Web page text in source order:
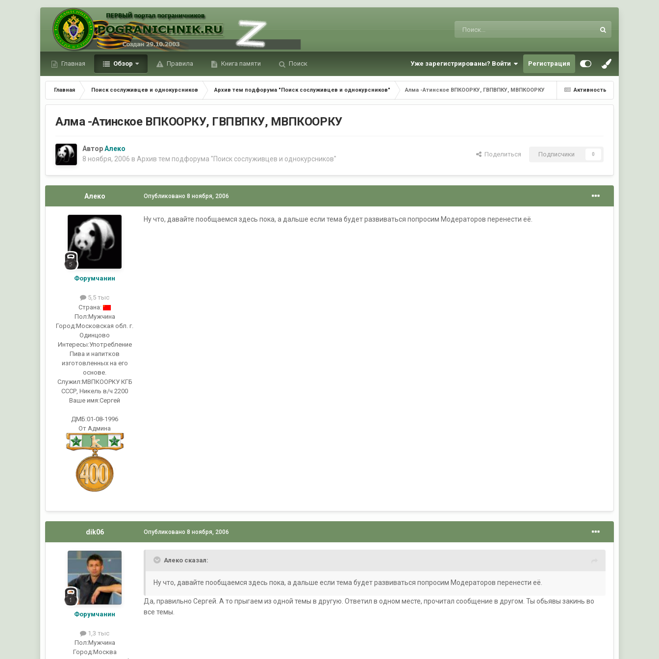
Главная Обзор Правила Книга памяти Поиск Уже зарегистрированы? Войти Регистрация
Активность
Главная Поиск сослуживцев и однокурсников Архив тем подфорума "Поиск сослуживцев и однокурсников" Алма -Атинское ВПКООРКУ, ГВПВПКУ, МВПКООРКУ
Алма -Атинское ВПКООРКУ, ГВПВПКУ, МВПКООРКУ
АвторАлеко
8 ноября, 2006 вАрхив тем подфорума "Поиск сослуживцев и однокурсников"
Поделиться Подписчики 0
Алеко
Форумчанин
5,5 тыс
Страна:
Пол:Мужчина
Город:Московская обл. г.
Одинцово
Интересы:Употребление
Пива и напитков
изготовленных на его
основе.
Служил:МВПКООРКУ КГБ
СССР, Никель в/ч 2200
Ваше имя:Сергей
ДМБ:01-08-1996
От Админа
Опубликовано8 ноября, 2006
Ну что, давайте пообщаемся здесь пока, а дальше если тема будет развиваться попросим Модераторов перенести её.
dik06
Форумчанин
1,3 тыс
Пол:Мужчина
Город:Москва
Опубликовано8 ноября, 2006
Алеко сказал:
Ну что, давайте пообщаемся здесь пока, а дальше если тема будет развиваться попросим Модераторов перенести её.
Да, правильно Сергей. А то прыгаем из одной темы в другую. Ответил в одном месте, прочитал сообщение в другом. Ты обьявы закинь во
все темы.